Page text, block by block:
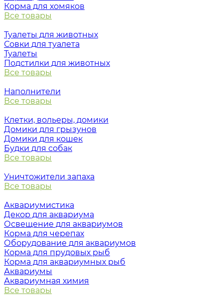
Корма для хомяков
Все товары
Туалеты для животных
Совки для туалета
Туалеты
Подстилки для животных
Все товары
Наполнители
Все товары
Клетки, вольеры, домики
Домики для грызунов
Домики для кошек
Будки для собак
Все товары
Уничтожители запаха
Все товары
Аквариумистика
Декор для аквариума
Освещение для аквариумов
Корма для черепах
Оборудование для аквариумов
Корма для прудовых рыб
Корма для аквариумных рыб
Аквариумы
Аквариумная химия
Все товары